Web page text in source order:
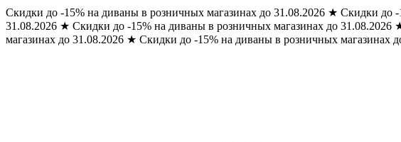
Скидки до -15% на диваны в розничных магазинах до 31.08.2026 ★ Скидки до -
31.08.2026 ★ Скидки до -15% на диваны в розничных магазинах до 31.08.2026
магазинах до 31.08.2026 ★ Скидки до -15% на диваны в розничных магазинах